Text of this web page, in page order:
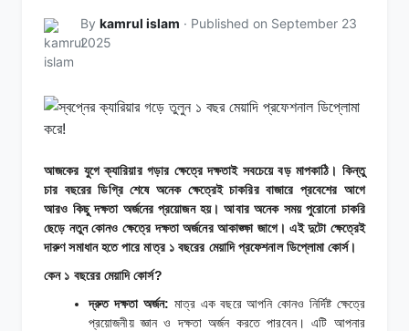
By kamrul islam · Published on September 23
2025
আজকের যুগে ক্যারিয়ার গড়ার ক্ষেত্রে দক্ষতাই সবচেয়ে বড় মাপকাঠি। কিন্তু
চার বছরের ডিগ্রি শেষে অনেক ক্ষেত্রেই চাকরির বাজারে প্রবেশের আগে
আরও কিছু দক্ষতা অর্জনের প্রয়োজন হয়। আবার অনেক সময় পুরোনো চাকরি
ছেড়ে নতুন কোনও ক্ষেত্রে দক্ষতা অর্জনের আকাঙ্ক্ষা জাগে। এই দুটো ক্ষেত্রেই
দারুণ সমাধান হতে পারে মাত্র ১ বছরের মেয়াদি প্রফেশনাল ডিপ্লোমা কোর্স।
কেন ১ বছরের মেয়াদি কোর্স?
দ্রুত দক্ষতা অর্জন: মাত্র এক বছরে আপনি কোনও নির্দিষ্ট ক্ষেত্রে
প্রয়োজনীয় জ্ঞান ও দক্ষতা অর্জন করতে পারবেন। এটি আপনার